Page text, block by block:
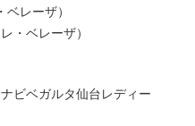
レーザ）
ベレーザ）
ベガルタ仙台レディー